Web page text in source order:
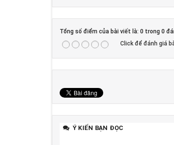
Tổng số điểm của bài viết là: 0 trong 0
Click để đánh giá
Ý KIẾN BẠN ĐỌC